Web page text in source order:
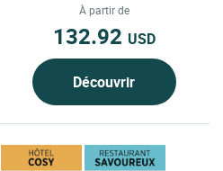
idéalement authenticité...
À partir de
132.92 USD
Découvrir